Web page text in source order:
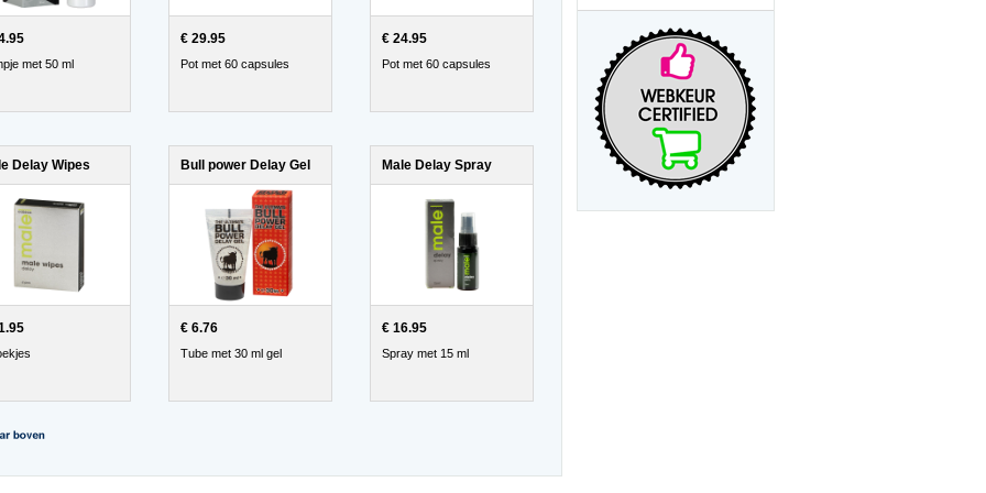
met 50 ml
€ 29.95
Pot met 60 capsules
€ 24.95
Pot met 60 capsules
Delay Wipes Bull power Delay Gel
€ 6.76
Tube met 30 ml gel
Male Delay Spray
€ 16.95
Spray met 15 ml